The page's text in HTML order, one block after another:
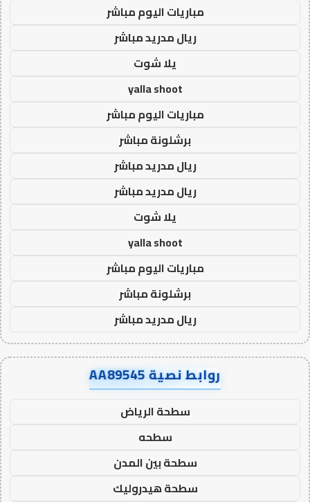
مباريات اليوم مباشر
ريال مدريد مباشر
يلا شوت
yalla shoot
مباريات اليوم مباشر
برشلونة مباشر
ريال مدريد مباشر
ريال مدريد مباشر
يلا شوت
yalla shoot
مباريات اليوم مباشر
برشلونة مباشر
ريال مدريد مباشر
روابط نصية AA89545
سطحة الرياض
سطحه
سطحة بين المدن
سطحة هيدروليك